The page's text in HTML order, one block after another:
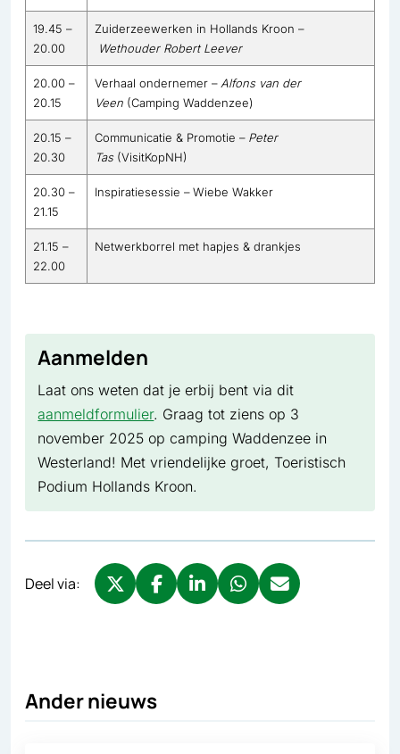
19.45 –
20.00
Zuiderzeewerken in Hollands Kroon –
Wethouder Robert Leever
20.00 –
20.15
Verhaal ondernemer – Alfons van der
Veen (Camping Waddenzee)
20.15 –
20.30
Communicatie & Promotie – Peter
Tas (VisitKopNH)
20.30 –
21.15
Inspiratiesessie – Wiebe Wakker
21.15 –
22.00
Netwerkborrel met hapjes & drankjes
Aanmelden
Laat ons weten dat je erbij bent via dit
aanmeldformulier. Graag tot ziens op 3
november 2025 op camping Waddenzee in
Westerland! Met vriendelijke groet, Toeristisch
Podium Hollands Kroon.
Deel via:
Ander nieuws